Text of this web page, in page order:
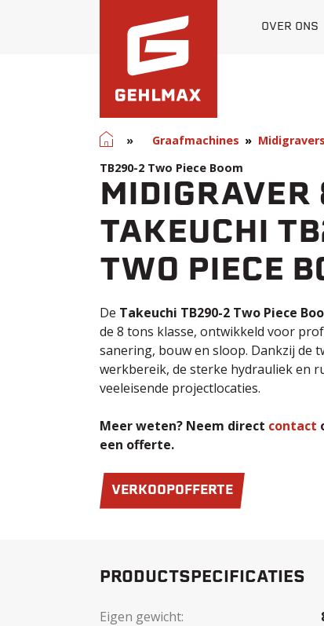
OVER ONS
Home
» Graafmachines Midigravers
TB290-2 Two Piece Boom
MIDIGRAVER
TAKEUCHI
TWO PIECE
De Takeuchi TB290-2 Two Piece
de 8 tons klasse, ontwikkeld voor
sanering, bouw en sloop. Dankzij de
werkbereik, de sterke hydrauliek en
veeleisende projectlocaties.
Meer weten? Neem direct contact
een offerte.
VERKOOPOFFERTE
PRODUCTSPECIFICATIES
Eigen gewicht: